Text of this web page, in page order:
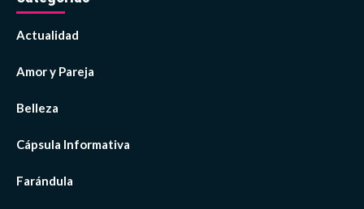
Actualidad
Amor y Pareja
Belleza
Cápsula Informativa
Farándula